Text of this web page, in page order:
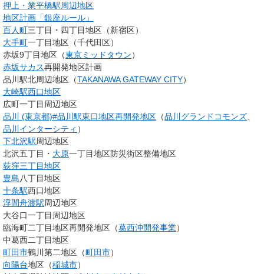
押上・業平橋駅周辺地区
地区計画「銀座ルール」
百人町三丁目・四丁目地区（新宿区）
大手町一丁目地区（千代田区）
赤坂9丁目地区（東京ミッドタウン）
赤坂サカス再開発地区計画
品川駅北周辺地区（TAKANAWA GATEWAY CITY）
大崎駅西口地区
広町一丁目周辺地区
品川 (東京都)#品川駅東口地区再開発地区 （品川グランドコモンズ
品川インターシティ ）
下北沢駅周辺地区
北沢五丁目・ 大原一丁目地区防災街区整備地区
荻窪三丁目地区
豊島八丁目地区
十条駅西口地区
浮間舟渡駅周辺地区
大谷口一丁目周辺地区
臨海町二丁目地区再開発地区（葛西沖開発事業）
中葛西二丁目地区
町田市鶴川第二地区（町田市）
向陽台地区（稲城市）